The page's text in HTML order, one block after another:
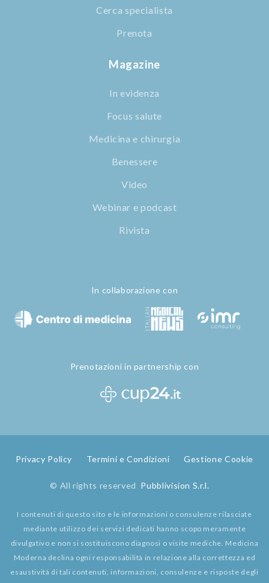
Cerca specialista
Prenota
Magazine
In evidenza
Focus salute
Medicina e chirurgia
Benessere
Video
Webinar e podcast
Rivista
In collaborazione con
Prenotazioni in partnership con
Privacy Policy Termini e Condizioni Gestione Cookie
© All rights reserved Pubblivision S.r.l.
I contenuti di questo sito e le informazioni o consulenze rilasciate
mediante utilizzo dei servizi dedicati hanno scopo meramente
divulgativo e non si sostituiscono diagnosi o visite mediche. Medicina
Moderna declina ogni responsabilità in relazione alla correttezza ed
esaustività di tali contenuti, informazioni, consulenze e risposte degli